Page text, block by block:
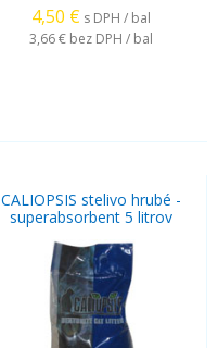
4,50 € s DPH / bal
3,66 € bez DPH / bal
CALIOPSIS stelivo hrubé -
superabsorbent 5 litrov